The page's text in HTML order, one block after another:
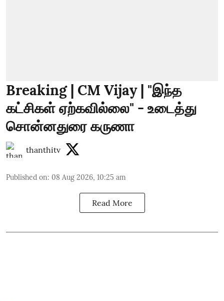
Breaking | CM Vijay | "இந்த
கட்சிகள் ஏற்கவில்லை" - உடைத்து
சொன்னதுரை கருணா
thanthitv
Published on: 08 Aug 2026, 10:25 am
Read More